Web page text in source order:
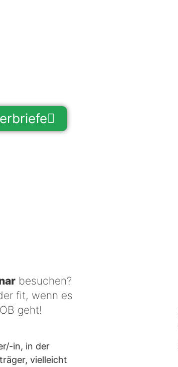
besuchen?
fit, wenn es
geht!
in, in der
vielleicht